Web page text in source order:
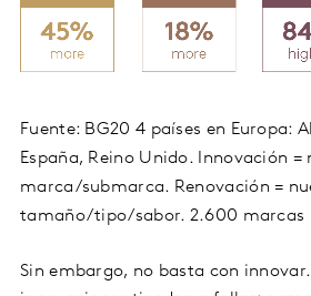
Fuente: BG20 4 países en Europa:
España, Reino Unido. Innovación =
marca/submarca. Renovación =
tamaño/tipo/sabor. 2.600 marcas
Sin embargo, no basta con